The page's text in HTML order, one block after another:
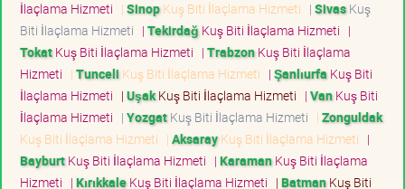
İlaçlama Hizmeti | SinopKuş Biti İlaçlama Hizmeti | SivasKuş
Biti İlaçlama Hizmeti | Tekirdağ Kuş Biti İlaçlama Hizmeti |
TokatKuş Biti İlaçlama Hizmeti | TrabzonKuş Biti İlaçlama
Hizmeti | Tunceli Kuş Biti İlaçlama Hizmeti | Şanlıurfa Kuş Biti
İlaçlama Hizmeti | UşakKuş Biti İlaçlama Hizmeti | VanKuş Biti
İlaçlama Hizmeti | YozgatKuş Biti İlaçlama Hizmeti | Zonguldak
Kuş Biti İlaçlama Hizmeti | AksarayKuş Biti İlaçlama Hizmeti |
BayburtKuş Biti İlaçlama Hizmeti | KaramanKuş Biti İlaçlama
Hizmeti | KırıkkaleKuş Biti İlaçlama Hizmeti | BatmanKuş Biti